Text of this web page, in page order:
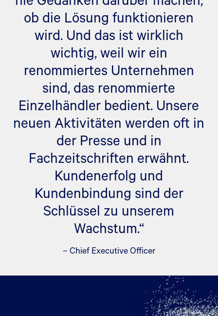
ob die Lösung funktionieren
wird. Und das ist wirklich
wichtig, weil wir ein
renommiertes Unternehmen
sind, das renommierte
Einzelhändler bedient. Unsere
neuen Aktivitäten werden oft in
der Presse und in
Fachzeitschriften erwähnt.
Kundenerfolg und
Kundenbindung sind der
Schlüssel zu unserem
Wachstum.“
– Chief Executive Officer